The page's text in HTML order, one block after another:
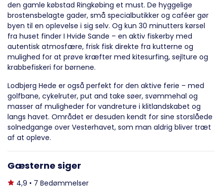
den gamle købstad Ringkøbing et must. De hyggelige
brostensbelagte gader, små specialbutikker og caféer gør
byen til en oplevelse i sig selv. Og kun 30 minutters kørsel
fra huset finder I Hvide Sande – en aktiv fiskerby med
autentisk atmosfære, frisk fisk direkte fra kutterne og
mulighed for at prøve kræfter med kitesurfing, sejlture og
krabbefiskeri for børnene.
Lodbjerg Hede er også perfekt for den aktive ferie – med
golfbane, cykelruter, put and take søer, svømmehal og
masser af muligheder for vandreture i klitlandskabet og
langs havet. Området er desuden kendt for sine storslåede
solnedgange over Vesterhavet, som man aldrig bliver træt
af at opleve.
Gæsterne siger
4,9 • 7 Bedømmelser